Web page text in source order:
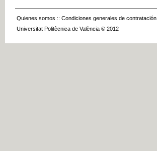
Quienes somos :: Condiciones generales de contratación
Universitat Politècnica de València © 2012